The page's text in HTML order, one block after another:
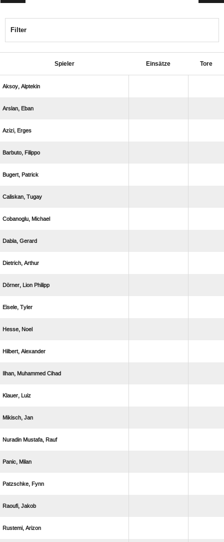
Filter
Spieler Einsätze Tore
 
 
 
 
 
 
 
 
 
  
 
 
 
  
 
 
  
 
 
 
 